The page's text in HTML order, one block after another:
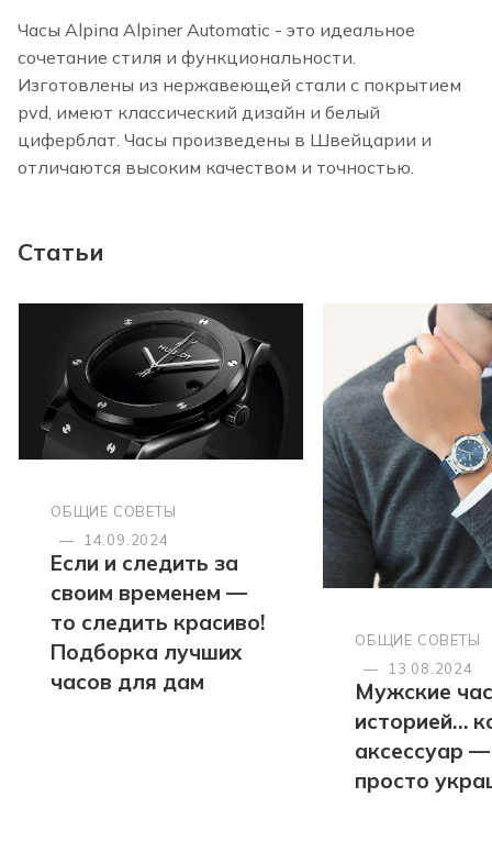
Часы Alpina Alpiner Automatic - это идеальное
сочетание стиля и функциональности.
Изготовлены из нержавеющей стали с покрытием
pvd, имеют классический дизайн и белый
циферблат. Часы произведены в Швейцарии и
отличаются высоким качеством и точностью.
Статьи
ОБЩИЕ СОВЕТЫ
—
14.09.2024
Если и следить за
своим временем —
то следить красиво!
Подборка лучших
часов для дам
ОБЩИЕ СОВЕТЫ
—
13.08.2024
Мужские
историей…
аксессуар
просто